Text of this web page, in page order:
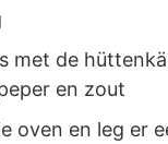
met de
en zout
oven en leg er